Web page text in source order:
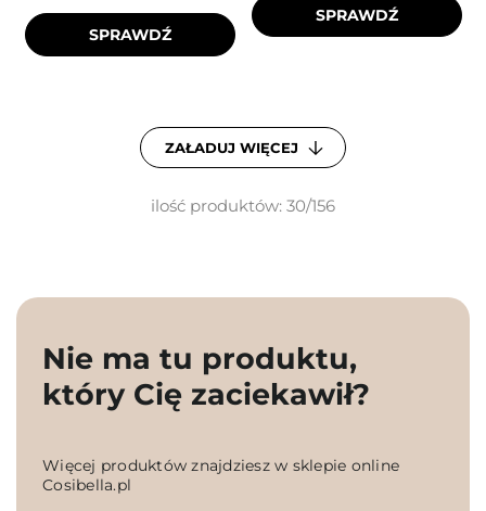
SPRAWDŹ
SPRAWDŹ
ZAŁADUJ WIĘCEJ
ilość produktów: 30/156
Nie ma tu produktu,
który Cię zaciekawił?
Więcej produktów znajdziesz w sklepie online
Cosibella.pl